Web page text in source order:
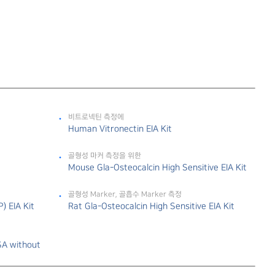
비트로넥틴 측정에
Human Vitronectin EIA Kit
골형성 마커 측정을 위한
Mouse Gla-Osteocalcin High Sensitive EIA Kit
EIA Kit
골형성 Marker, 골흡수 Marker 측정
Rat Gla-Osteocalcin High Sensitive EIA Kit
without